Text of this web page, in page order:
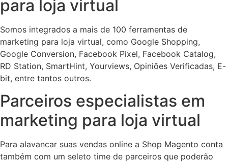
para loja virtual
Somos integrados a mais de 100 ferramentas de
marketing para loja virtual, como Google Shopping,
Google Conversion, Facebook Pixel, Facebook Catalog,
RD Station, SmartHint, Yourviews, Opiniões Verificadas, E-
bit, entre tantos outros.
Parceiros especialistas em
marketing para loja virtual
Para alavancar suas vendas online a Shop Magento conta
também com um seleto time de parceiros que poderão